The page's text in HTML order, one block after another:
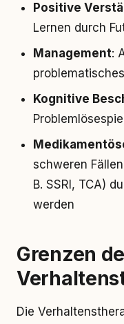
Positive
Lernen durch
Management:
Kognitive
schweren
B. SSRI, TCA)
werden
Grenzen
Die